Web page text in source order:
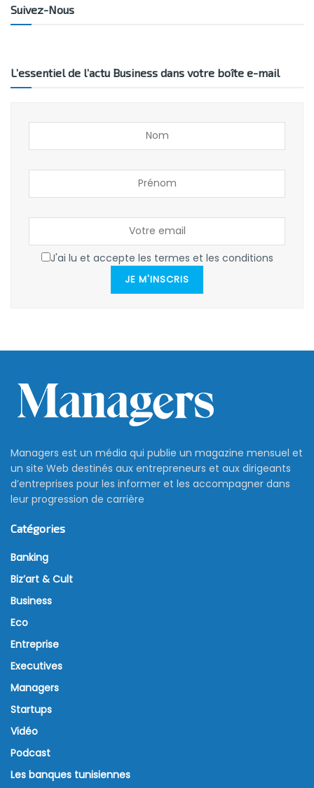
Suivez-Nous
L’essentiel de l’actu Business dans votre boîte e-mail
J'ai lu et accepte les termes et les conditions
JE M'INSCRIS
Managers est un média qui publie un magazine mensuel et
un site Web destinés aux entrepreneurs et aux dirigeants
d’entreprises pour les informer et les accompagner dans
leur progression de carrière
Catégories
Banking
Biz’art & Cult
Business
Eco
Entreprise
Executives
Managers
Startups
Vidéo
Podcast
Les banques tunisiennes